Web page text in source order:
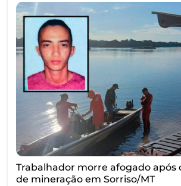
Trabalhador morre afogado após
de mineração em Sorriso/MT